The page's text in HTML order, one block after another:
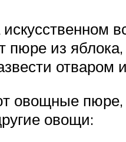
пюре из
отваром
овощные пюре,
овощи: